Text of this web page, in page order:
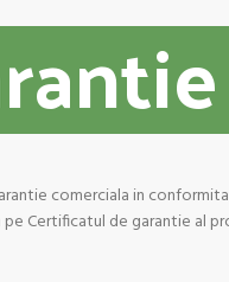
comerciala in
Certificatul de garantie al